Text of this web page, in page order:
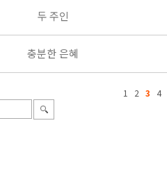
두 주인
충분한 은혜
1 2 3 4